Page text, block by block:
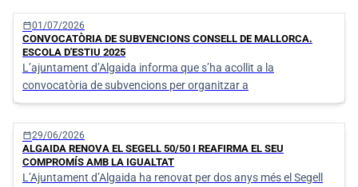
calendar_today01/07/2026
CONVOCATÒRIA DE SUBVENCIONS CONSELL DE MALLORCA.
ESCOLA D'ESTIU 2025
L’ajuntament d’Algaida informa que s’ha acollit a la
convocatòria de subvencions per organitzar a
calendar_today29/06/2026
ALGAIDA RENOVA EL SEGELL 50/50 I REAFIRMA EL SEU
COMPROMÍS AMB LA IGUALTAT
L’Ajuntament d’Algaida ha renovat per dos anys més el Segell